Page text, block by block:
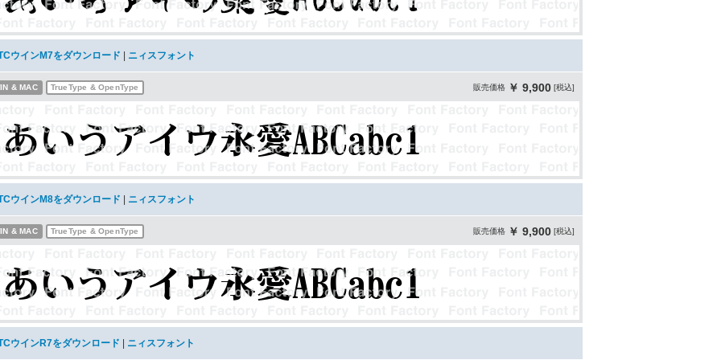
ウインM7をダウンロード ニィスフォント
販売価格 ￥ 9,900 [税込]
& MAC TrueType & OpenType
ウインM8をダウンロード ニィスフォント
販売価格 ￥ 9,900 [税込]
& MAC TrueType & OpenType
ウインR7をダウンロード ニィスフォント